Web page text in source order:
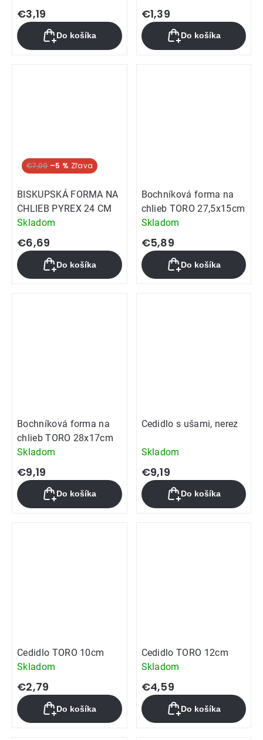
€3,19
Do košíka
€1,39
Do košíka
€7,09 –5 %
BISKUPSKÁ FORMA NA
CHLIEB PYREX 24 CM
Skladom
€6,69
Do košíka
Bochníková forma na
chlieb TORO 27,5x15cm
Skladom
€5,89
Do košíka
Bochníková forma na
chlieb TORO 28x17cm
Skladom
€9,19
Do košíka
Cedidlo s ušami, nerez
Skladom
€9,19
Do košíka
Cedidlo TORO 10cm
Skladom
€2,79
Do košíka
Cedidlo TORO 12cm
Skladom
€4,59
Do košíka